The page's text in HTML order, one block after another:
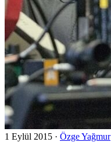
1 Eylül 2015 · Özge Yağmur